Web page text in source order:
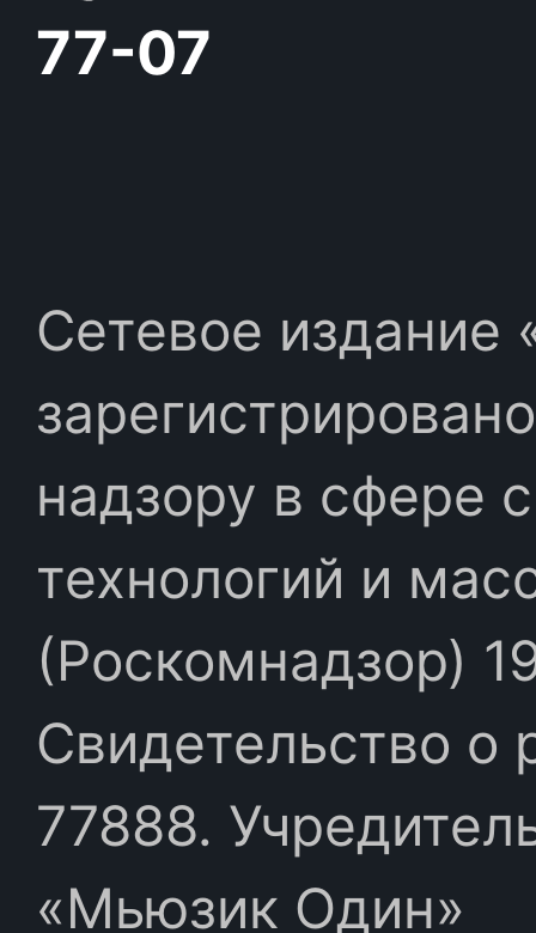
77-07
Сетевое издание
надзору в сфере
технологий и
(Роскомнадзор)
Свидетельство
77888.
«Мьюзик Один»